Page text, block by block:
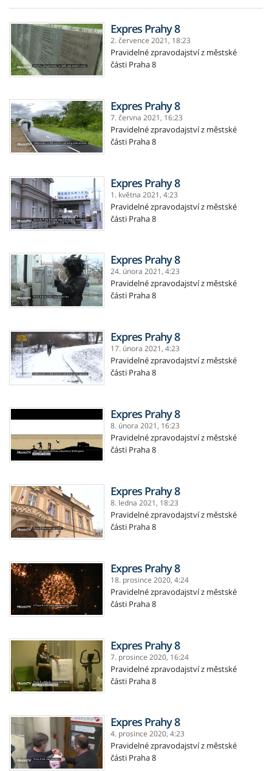
Expres Prahy 8
2. července 2021, 18:23
Pravidelné zpravodajství z městské
části Praha 8
Expres Prahy 8
7. června 2021, 16:23
Pravidelné zpravodajství z městské
části Praha 8
Expres Prahy 8
1. května 2021, 4:23
Pravidelné zpravodajství z městské
části Praha 8
Expres Prahy 8
24. února 2021, 4:23
Pravidelné zpravodajství z městské
části Praha 8
Expres Prahy 8
17. února 2021, 4:23
Pravidelné zpravodajství z městské
části Praha 8
Expres Prahy 8
8. února 2021, 16:23
Pravidelné zpravodajství z městské
části Praha 8
Expres Prahy 8
8. ledna 2021, 18:23
Pravidelné zpravodajství z městské
části Praha 8
Expres Prahy 8
18. prosince 2020, 4:24
Pravidelné zpravodajství z městské
části Praha 8
Expres Prahy 8
7. prosince 2020, 16:24
Pravidelné zpravodajství z městské
části Praha 8
Expres Prahy 8
4. prosince 2020, 4:23
Pravidelné zpravodajství z městské
části Praha 8